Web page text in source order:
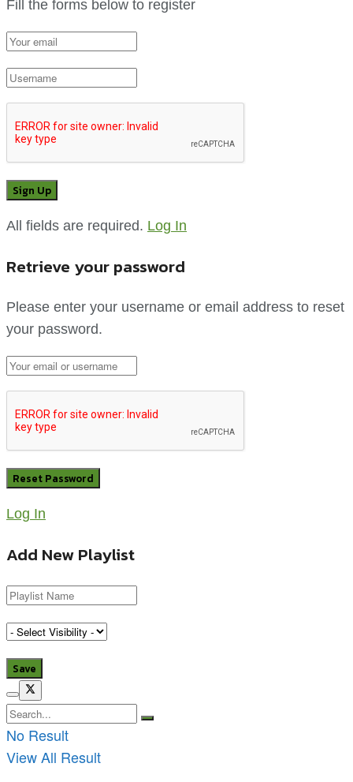
Fill the forms below to register
All fields are required. Log In
Retrieve your password
Please enter your username or email address to reset
your password.
Log In
Add New Playlist
No Result
View All Result